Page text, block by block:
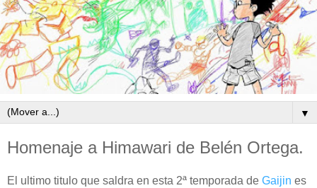
▼
Homenaje a Himawari de Belén Ortega.
El ultimo titulo que saldra en esta 2ª temporada de Gaijin es